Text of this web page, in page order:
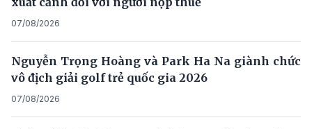
07/08/2026
Nguyễn Trọng Hoàng và Park Ha Na giành chức
vô địch giải golf trẻ quốc gia 2026
07/08/2026